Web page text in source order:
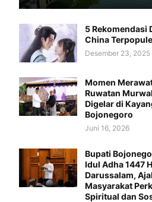
5 Rekomendasi
China
Desember 23, 2025
Momen
Ruwatan
Digelar di
Bojonegoro
Juni 16, 2026
Bupati
Idul Adha 1447
Darussalam,
Masyarakat
Spiritual dan